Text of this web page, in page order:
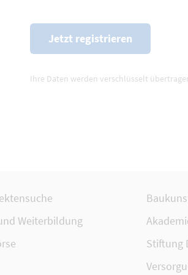
Ihre Daten werden verschlüsselt
Weiterbildung
Stiftung